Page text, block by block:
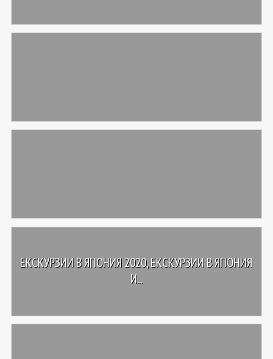
ЕКСКУРЗИИ В ЯПОНИЯ 2020, ЕКСКУРЗИИ В ЯПОНИЯ
И...